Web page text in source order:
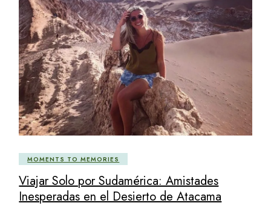
MOMENTS TO MEMORIES
Viajar Solo por Sudamérica: Amistades
Inesperadas en el Desierto de Atacama